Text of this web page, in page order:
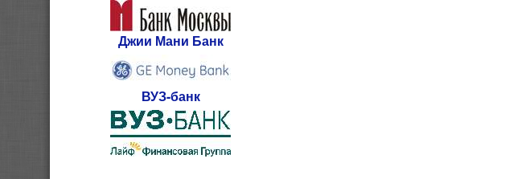
Джии Мани Банк
ВУЗ-банк